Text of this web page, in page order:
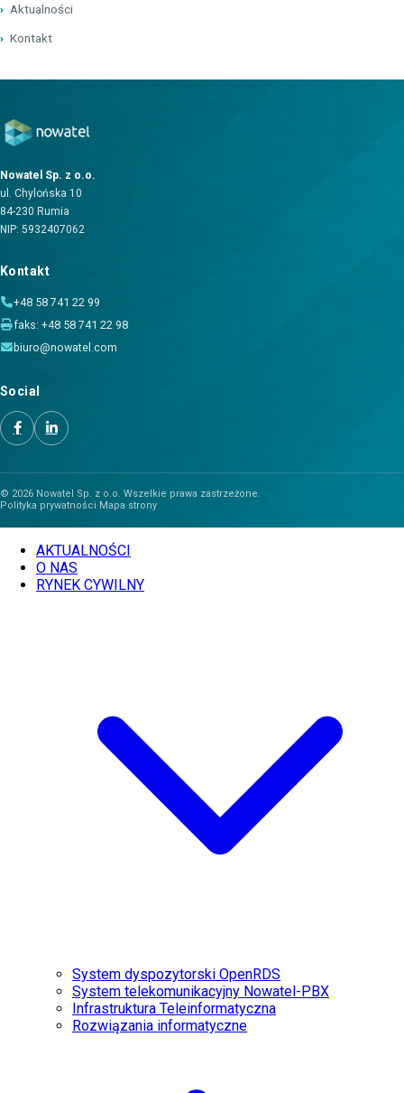
› Aktualności
› Kontakt
Nowatel Sp. z o.o.
ul. Chylońska 10
84-230 Rumia
NIP: 5932407062
Kontakt
+48 58 741 22 99
faks: +48 58 741 22 98
biuro@nowatel.com
Social
© 2026 Nowatel Sp. z o.o. Wszelkie prawa zastrzeżone.
Polityka prywatności·Mapa strony
AKTUALNOŚCI
O NAS
RYNEK CYWILNY
System dyspozytorski OpenRDS
System telekomunikacyjny Nowatel-PBX
Infrastruktura Teleinformatyczna
Rozwiązania informatyczne